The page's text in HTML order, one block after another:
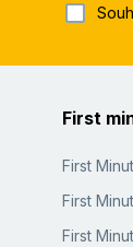
First
First
First
First